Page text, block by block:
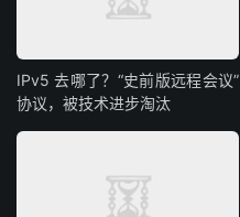
IPv5 去哪了？“史前版远程会议”
协议，被技术进步淘汰